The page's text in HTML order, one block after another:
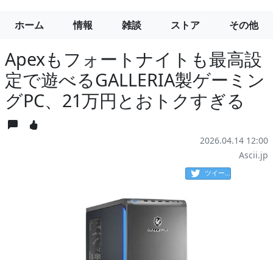
ホーム 情報 雑談 ストア その他
Apexもフォートナイトも最高設
定で遊べるGALLERIA製ゲーミン
グPC、21万円とおトクすぎる
2026.04.14 12:00
Ascii.jp
ツイート